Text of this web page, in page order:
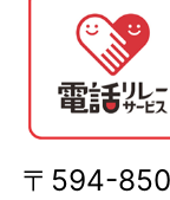
〒594-